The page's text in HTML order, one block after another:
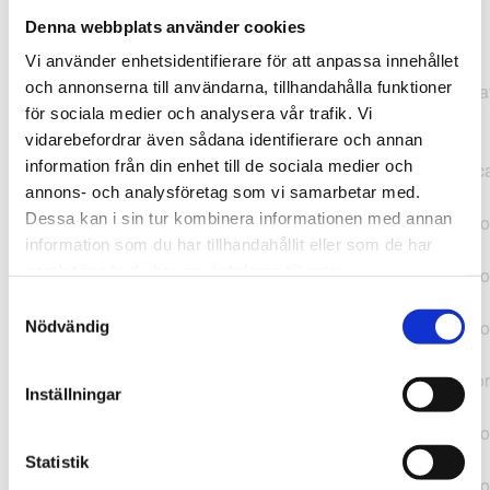
Denna webbplats använder cookies
Vi använder enhetsidentifierare för att anpassa innehållet
och annonserna till användarna, tillhandahålla funktioner
för sociala medier och analysera vår trafik. Vi
vidarebefordrar även sådana identifierare och annan
information från din enhet till de sociala medier och
annons- och analysföretag som vi samarbetar med.
Dessa kan i sin tur kombinera informationen med annan
information som du har tillhandahållit eller som de har
Nödvändig
Inställningar
Statistik
TypeError: "".concat(...).concat(...).replaceAll is not a
function at
https://webshop.pressbyran.se/_next/static/chunks/pages/
b1763451a2186f9e.js:1:11050 at Array.map
(<anonymous>) at K
(https://webshop.pressbyran.se/_next/static/chunks/pages/
b1763451a2186f9e.js:1:10836) at lk
(https://webshop.pressbyran.se/_next/static/chunks/
b241200379730ac0.js:1:129835) at i
(https://webshop.pressbyran.se/_next/static/chunks/
(https://webshop.pressbyran.se/_next/static/chunks/
https://webshop.pressbyran.se/_next/static/chunks/
b241200379730ac0.js:1:167872 at uI
(https://webshop.pressbyran.se/_next/static/chunks/
b241200379730ac0.js:1:167879) at uE
(https://webshop.pressbyran.se/_next/static/chunks/